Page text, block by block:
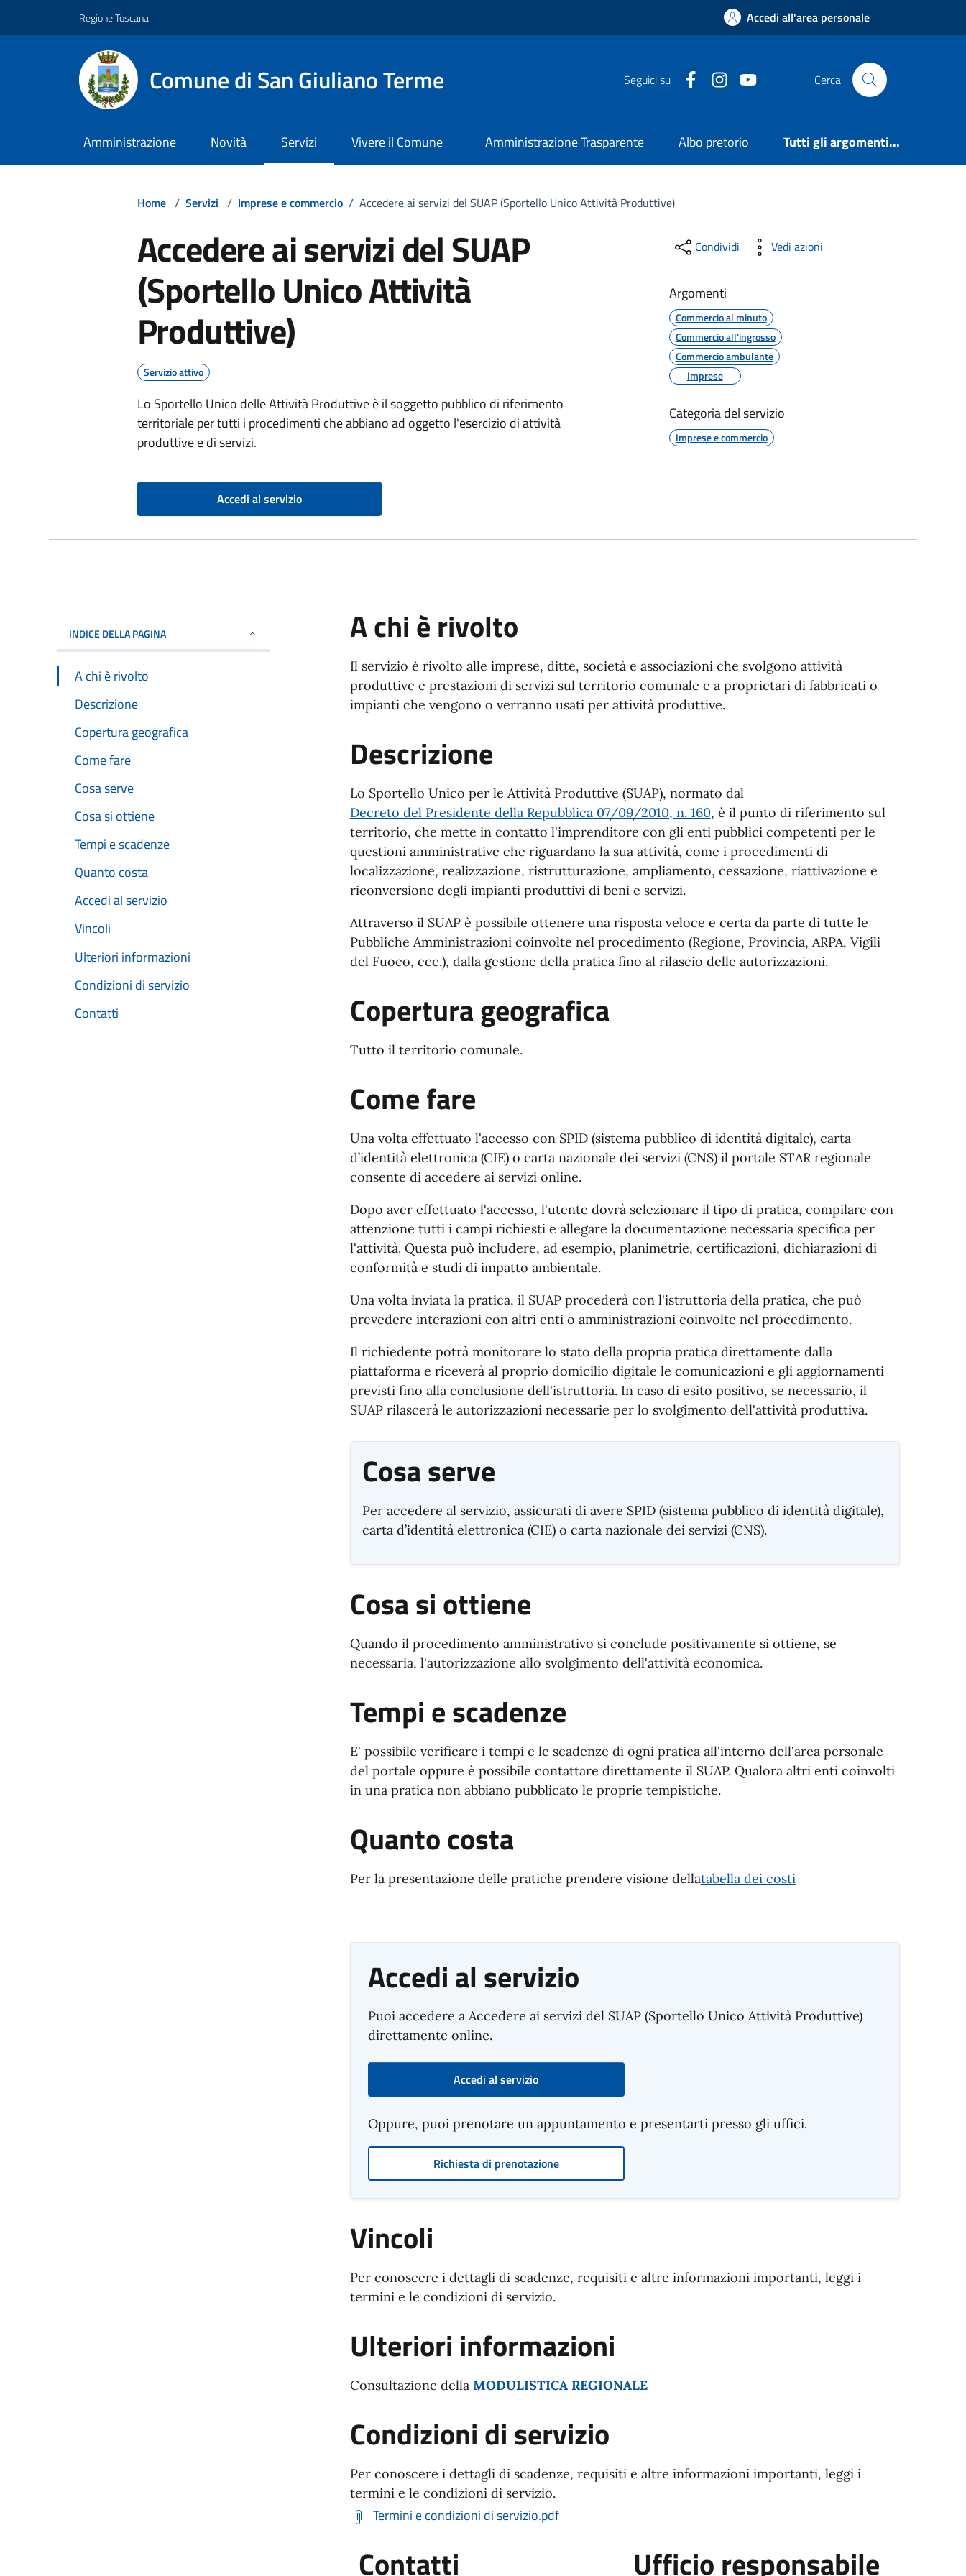
Regione Toscana Accedi all'area personale
Comune di San Giuliano Terme Seguici su FacebookInstagramYouTube Cerca
Amministrazione Novità Servizi Vivere il Comune Amministrazione Trasparente Albo pretorio Tutti gli argomenti...
Home / Servizi / Imprese e commercio / Accedere ai servizi del SUAP (Sportello Unico Attività Produttive)
Accedere ai servizi del SUAP
(Sportello Unico Attività
Produttive)
Servizio attivo
Lo Sportello Unico delle Attività Produttive è il soggetto pubblico di riferimento
territoriale per tutti i procedimenti che abbiano ad oggetto l'esercizio di attività
produttive e di servizi.
Accedi al servizio
Condividi Vedi azioni
Argomenti
Commercio al minuto
Commercio all'ingrosso
Commercio ambulante
Imprese
Categoria del servizio
Imprese e commercio
INDICE DELLA PAGINA
A chi è rivolto
Descrizione
Copertura geografica
Come fare
Cosa serve
Cosa si ottiene
Tempi e scadenze
Quanto costa
Accedi al servizio
Vincoli
Ulteriori informazioni
Condizioni di servizio
Contatti
A chi è rivolto
Il servizio è rivolto alle imprese, ditte, società e associazioni che svolgono attività
produttive e prestazioni di servizi sul territorio comunale e a proprietari di fabbricati o
impianti che vengono o verranno usati per attività produttive.
Descrizione
Lo Sportello Unico per le Attività Produttive (SUAP), normato dal
Decreto del Presidente della Repubblica 07/09/2010, n. 160, è il punto di riferimento sul
territorio, che mette in contatto l'imprenditore con gli enti pubblici competenti per le
questioni amministrative che riguardano la sua attività, come i procedimenti di
localizzazione, realizzazione, ristrutturazione, ampliamento, cessazione, riattivazione e
riconversione degli impianti produttivi di beni e servizi.
Attraverso il SUAP è possibile ottenere una risposta veloce e certa da parte di tutte le
Pubbliche Amministrazioni coinvolte nel procedimento (Regione, Provincia, ARPA, Vigili
del Fuoco, ecc.), dalla gestione della pratica fino al rilascio delle autorizzazioni.
Copertura geografica
Tutto il territorio comunale.
Come fare
Una volta effettuato l'accesso con SPID (sistema pubblico di identità digitale), carta
d’identità elettronica (CIE) o carta nazionale dei servizi (CNS) il portale STAR regionale
consente di accedere ai servizi online.
Dopo aver effettuato l'accesso, l'utente dovrà selezionare il tipo di pratica, compilare con
attenzione tutti i campi richiesti e allegare la documentazione necessaria specifica per
l'attività. Questa può includere, ad esempio, planimetrie, certificazioni, dichiarazioni di
conformità e studi di impatto ambientale.
Una volta inviata la pratica, il SUAP procederà con l'istruttoria della pratica, che può
prevedere interazioni con altri enti o amministrazioni coinvolte nel procedimento.
Il richiedente potrà monitorare lo stato della propria pratica direttamente dalla
piattaforma e riceverà al proprio domicilio digitale le comunicazioni e gli aggiornamenti
previsti fino alla conclusione dell'istruttoria. In caso di esito positivo, se necessario, il
SUAP rilascerà le autorizzazioni necessarie per lo svolgimento dell'attività produttiva.
Cosa serve
Per accedere al servizio, assicurati di avere SPID (sistema pubblico di identità digitale),
carta d’identità elettronica (CIE) o carta nazionale dei servizi (CNS).
Cosa si ottiene
Quando il procedimento amministrativo si conclude positivamente si ottiene, se
necessaria, l'autorizzazione allo svolgimento dell'attività economica.
Tempi e scadenze
E' possibile verificare i tempi e le scadenze di ogni pratica all'interno dell'area personale
del portale oppure è possibile contattare direttamente il SUAP. Qualora altri enti coinvolti
in una pratica non abbiano pubblicato le proprie tempistiche.
Quanto costa
Per la presentazione delle pratiche prendere visione dellatabella dei costi
Accedi al servizio
Puoi accedere a Accedere ai servizi del SUAP (Sportello Unico Attività Produttive)
direttamente online.
Accedi al servizio
Oppure, puoi prenotare un appuntamento e presentarti presso gli uffici.
Richiesta di prenotazione
Vincoli
Per conoscere i dettagli di scadenze, requisiti e altre informazioni importanti, leggi i
termini e le condizioni di servizio.
Ulteriori informazioni
Consultazione della MODULISTICA REGIONALE
Condizioni di servizio
Per conoscere i dettagli di scadenze, requisiti e altre informazioni importanti, leggi i
termini e le condizioni di servizio.
Termini e condizioni di servizio.pdf
Contatti Ufficio responsabile